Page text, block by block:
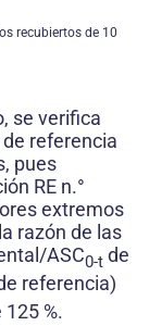
recubiertos de 10
se verifica
referencia
pues
RE n.°
extremos
razón de las
ASC0-t de
referencia)
%.